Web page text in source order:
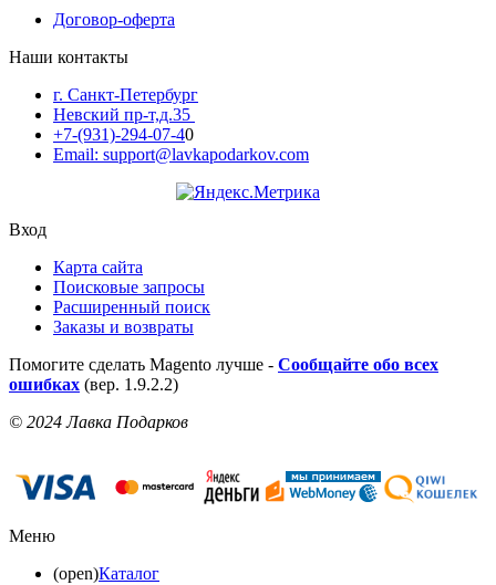
Договор-оферта
Наши контакты
г. Санкт-Петербург
Невский пр-т,д.35
+7-(931)-294-07-40
Email: support@lavkapodarkov.com
Вход
Карта сайта
Поисковые запросы
Расширенный поиск
Заказы и возвраты
Помогите сделать Magento лучше - Сообщайте обо всех
ошибках (вер. 1.9.2.2)
© 2024 Лавка Подарков
Меню
(open)Каталог